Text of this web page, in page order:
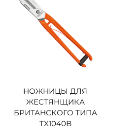
НОЖНИЦЫ ДЛЯ
ЖЕСТЯНЩИКА
БРИТАНСКОГО ТИПА
TX1040B